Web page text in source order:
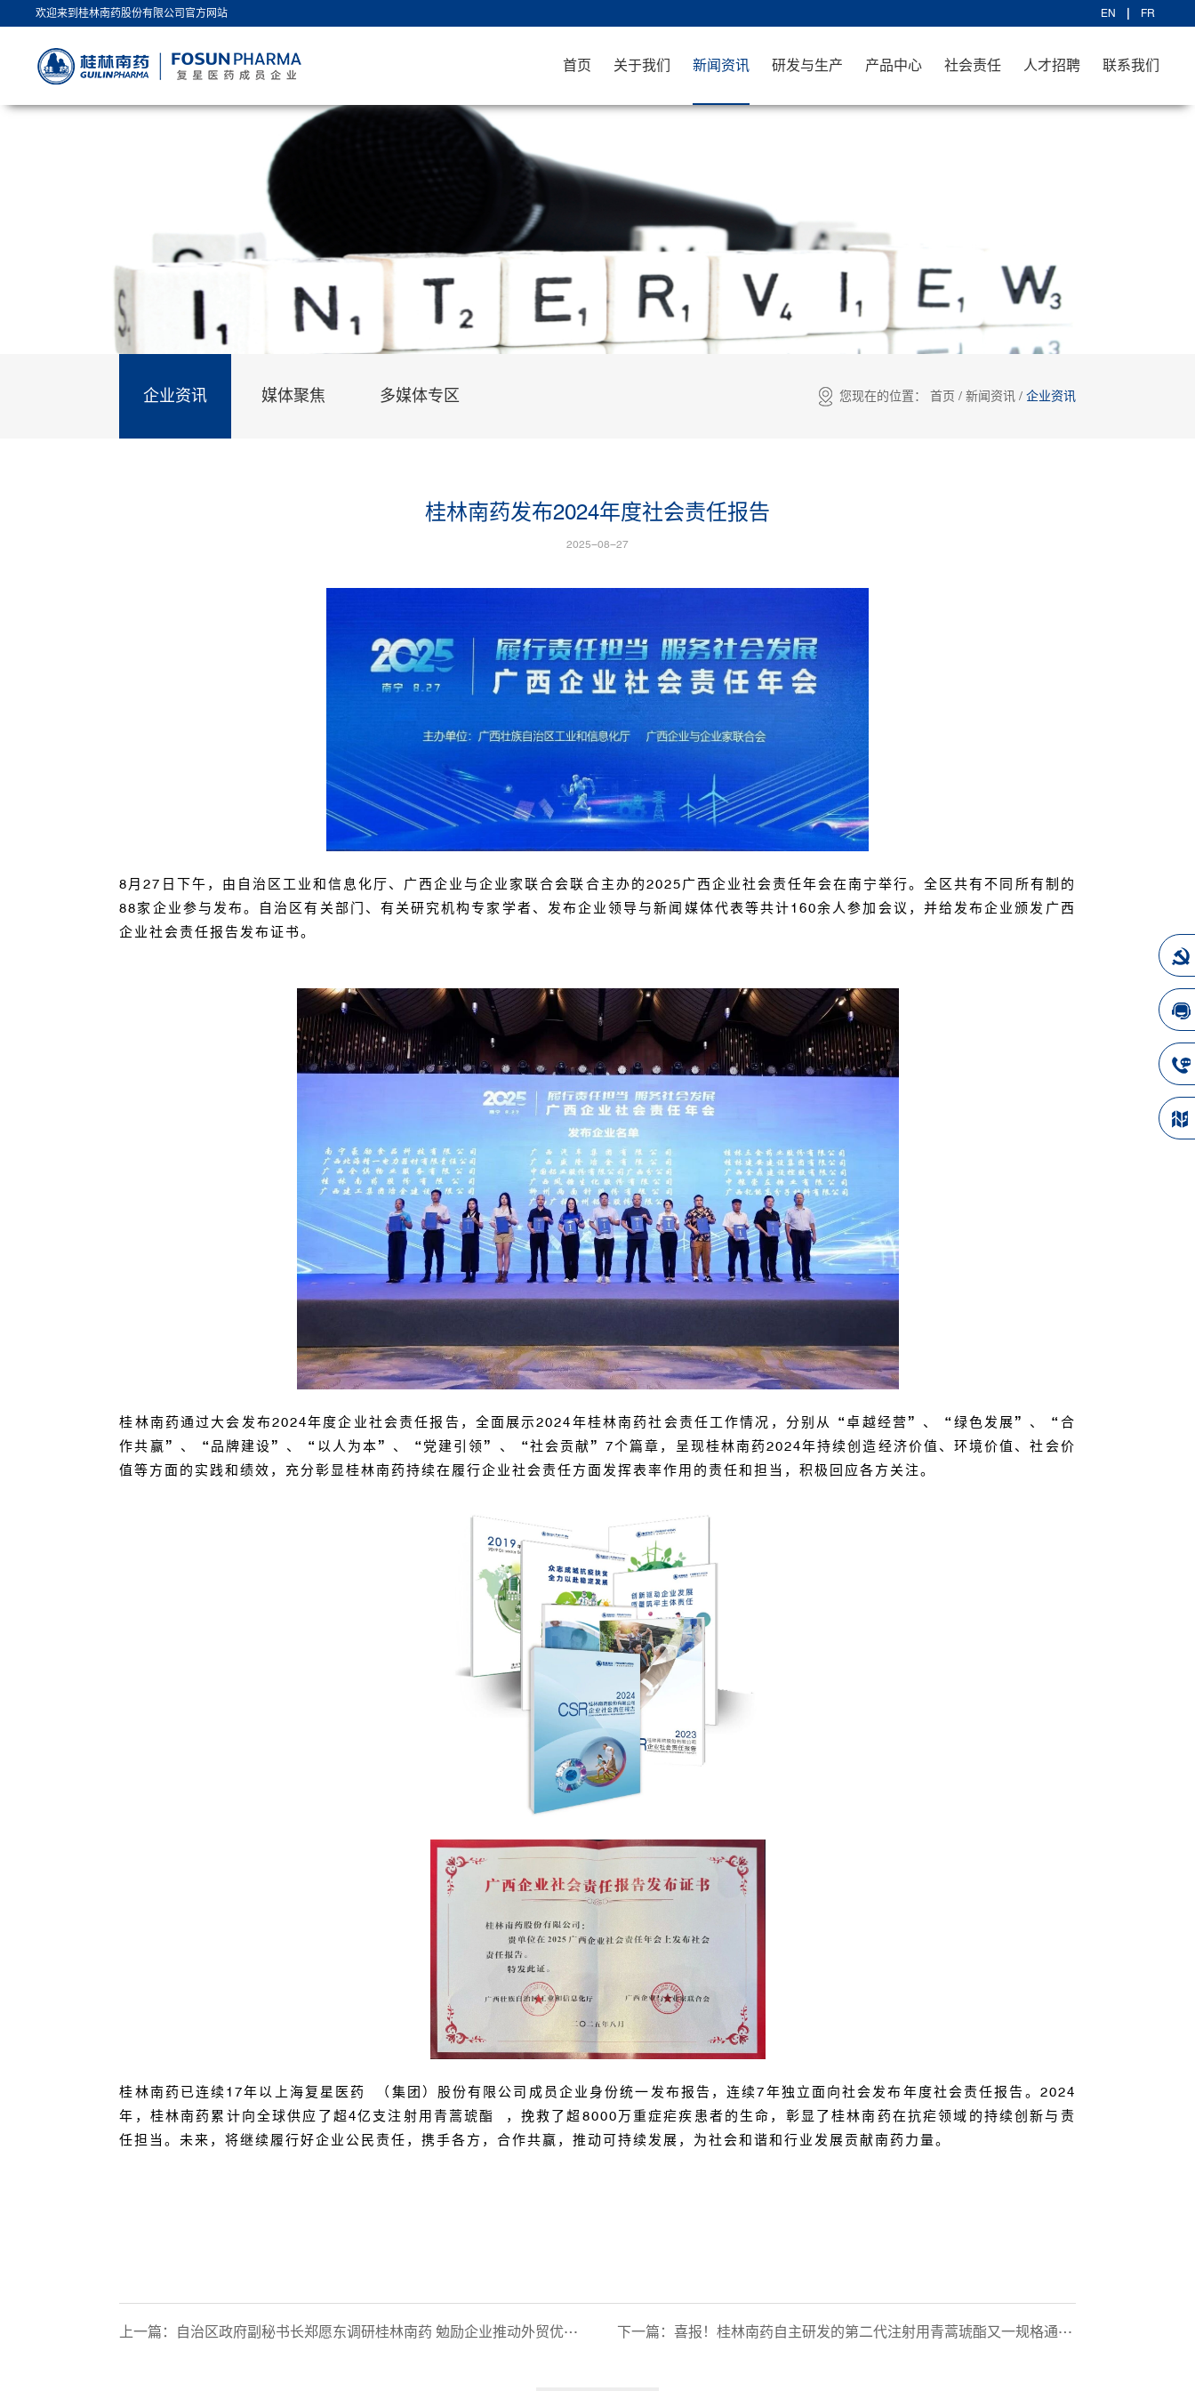
欢迎来到桂林南药股份有限公司官方网站 EN FR
首页 关于我们 新闻资讯 研发与生产 产品中心 社会责任 人才招聘 联系我们
企业资讯 媒体聚焦 多媒体专区 您现在的位置： 首页 / 新闻资讯 / 企业资讯
桂林南药发布2024年度社会责任报告
2025-08-27
8月27 日下午，由自治区工业和信息化厅、广西企业与企业家联合会联合主办的2025广西企业社会责任年会在南宁举行。全区共有不同所有制的
88家企业参与发布。自治区有关部门、有关研究机构专家学者、发布企业领导与新闻媒体代表等共计160余人参加会议，并给发布企业颁发广西
企业社会责任报告发布证书。
桂林南药通过大会发布2024年度企业社会责任报告，全面展示2024年桂林南药社会责任工作情况，分别从“卓越经营”、“绿色发展”、“合
作共赢”、“品牌建设”、“以人为本”、“党建引领”、“社会贡献”7个篇章，呈现桂林南药2024年持续创造经济价值、环境价值、社会价
值等方面的实践和绩效，充分彰显桂林南药持续在履行企业社会责任方面发挥表率作用的责任和担当，积极回应各方关注。
桂林南药已连续 17年以 上海复星医药 （集团）股份有限公司成员企业身份统一发布报告，连续7年独立面向社会发布年度社会责任报告。 2024
年，桂林南药累计向全球供应了超4亿支注射用青蒿琥酯 ，挽救了超 8000万重症疟疾患者的生命，彰显了桂林南药在抗疟领域的持续创新与责
任担当。未来，将继续履行好企业公民责任，携手各方，合作共赢，推动可持续发展，为社会和谐和行业发展贡献南药力量。
上一篇： 自治区政府副秘书长郑愿东调研桂林南药 勉励企业推动外贸优进优出 下一篇： 喜报！桂林南药自主研发的第二代注射用青蒿琥酯又一规格通过世卫组织药品预认证